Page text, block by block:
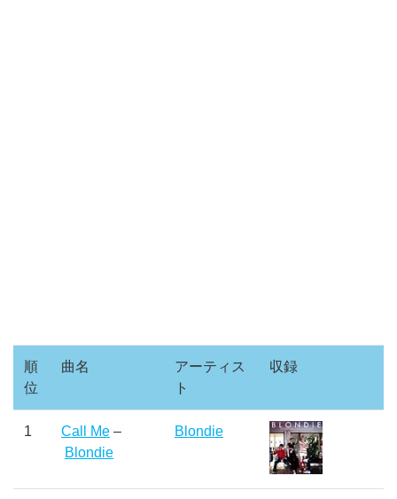
順
位
曲名
アーティス
ト
収録
1 Call Me –
Blondie
Blondie